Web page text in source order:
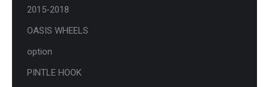
2015-2018
OASIS WHEELS
option
PINTLE HOOK